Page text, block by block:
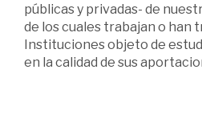
públicas y privadas- de
de los cuales trabajan o han
Instituciones objeto de
en la calidad de sus